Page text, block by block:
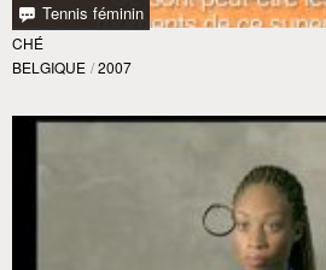
Tennis féminin
CHÉ
BELGIQUE / 2007